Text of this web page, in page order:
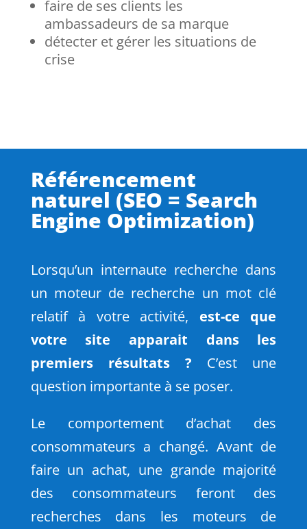
faire de ses clients les
ambassadeurs de sa marque
détecter et gérer les situations de
crise
Référencement
naturel (SEO = Search
Engine Optimization)
Lorsqu’un internaute recherche dans
un moteur de recherche un mot clé
relatif à votre activité, est-ce que
votre site apparait dans les
premiers résultats ? C’est une
question importante à se poser.
Le comportement d’achat des
consommateurs a changé. Avant de
faire un achat, une grande majorité
des consommateurs feront des
recherches dans les moteurs de